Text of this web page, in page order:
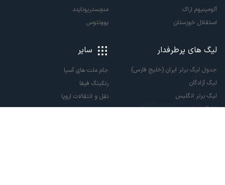
آلومینیوم اراک
استقلال خوزستان
منچستریونایتد
یوونتوس
لیگ های پرطرفدار
جدول لیگ برتر ایران (خلیج فارس)
لیگ آزادگان
لیگ برتر انگلیس
لالیگا اسپانیا
سایر
جام ملت های آسیا
رنکینگ فیفا
نقل و انتقالات اروپا
نقل و انتقالات ایران